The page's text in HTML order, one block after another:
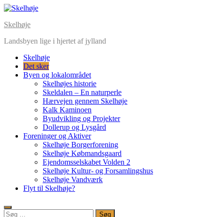
Skip
content
Skelhøje
Landsbyen lige i hjertet af jylland
Skelhøje
Det sker
Byen og lokalområdet
Skelhøjes historie
Skeldalen – En naturperle
Hærvejen gennem Skelhøje
Kalk Kaminoen
Byudvikling og Projekter
Dollerup og Lysgård
Foreninger og Aktiver
Skelhøje Borgerforening
Skelhøje Købmandsgaard
Ejendomsselskabet Volden 2
Skelhøje Kultur- og Forsamlingshus
Skelhøje Vandværk
Flyt til Skelhøje?
Søg